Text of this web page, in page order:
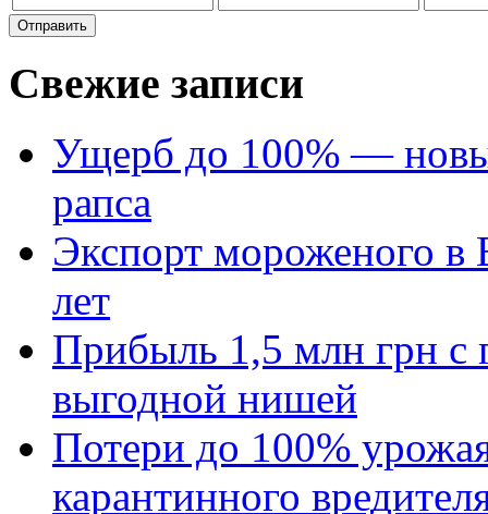
Свежие записи
Ущерб до 100% —
рапса
Экспорт мороженого в
лет
Прибыль 1,5 млн грн с
выгодной нишей
Потери до 100%
карантинного